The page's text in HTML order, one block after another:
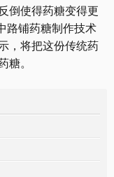
倒使得药糖变得更
路铺药糖制作技术
，将把这份传统药
糖。